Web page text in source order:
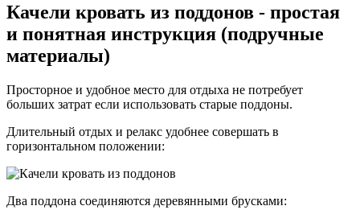
Качели кровать из поддонов - простая
и понятная инструкция (подручные
материалы)
Просторное и удобное место для отдыха не потребует
больших затрат если использовать старые поддоны.
Длительный отдых и релакс удобнее совершать в
горизонтальном положении:
Два поддона соединяются деревянными брусками: